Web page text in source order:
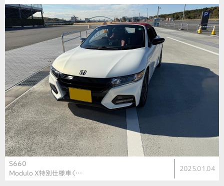
S660
Modulo X特別仕様車〈…
2025.01.04